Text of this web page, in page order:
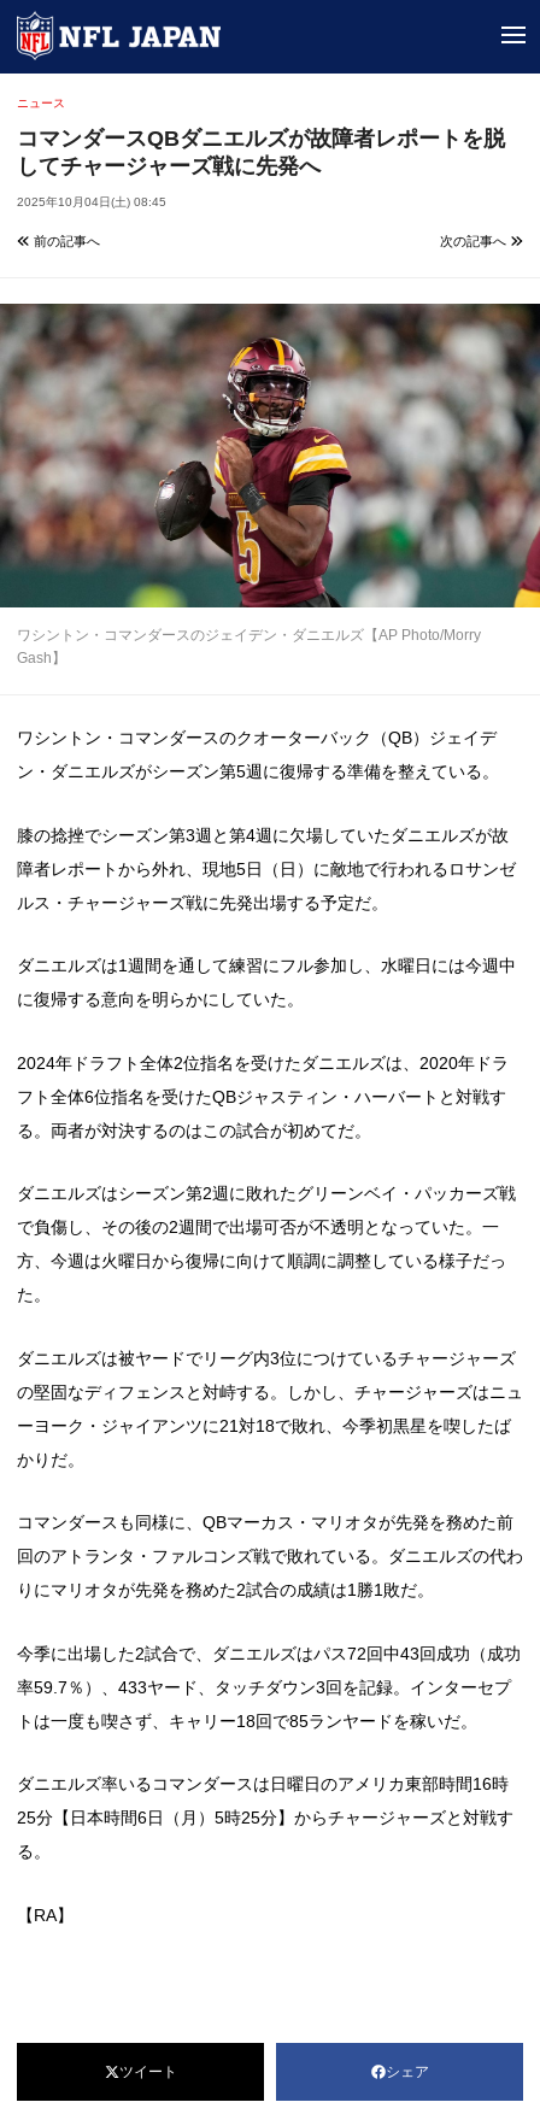
ニュース
コマンダースQBダニエルズが故障者レポートを脱
してチャージャーズ戦に先発へ
2025年10月04日(土) 08:45
前の記事へ 次の記事へ
ワシントン・コマンダースのジェイデン・ダニエルズ【AP Photo/Morry
Gash】
ワシントン・コマンダースのクオーターバック（QB）ジェイデ
ン・ダニエルズがシーズン第5週に復帰する準備を整えている。
膝の捻挫でシーズン第3週と第4週に欠場していたダニエルズが故
障者レポートから外れ、現地5日（日）に敵地で行われるロサンゼ
ルス・チャージャーズ戦に先発出場する予定だ。
ダニエルズは1週間を通して練習にフル参加し、水曜日には今週中
に復帰する意向を明らかにしていた。
2024年ドラフト全体2位指名を受けたダニエルズは、2020年ドラ
フト全体6位指名を受けたQBジャスティン・ハーバートと対戦す
る。両者が対決するのはこの試合が初めてだ。
ダニエルズはシーズン第2週に敗れたグリーンベイ・パッカーズ戦
で負傷し、その後の2週間で出場可否が不透明となっていた。一
方、今週は火曜日から復帰に向けて順調に調整している様子だっ
た。
ダニエルズは被ヤードでリーグ内3位につけているチャージャーズ
の堅固なディフェンスと対峙する。しかし、チャージャーズはニュ
ーヨーク・ジャイアンツに21対18で敗れ、今季初黒星を喫したば
かりだ。
コマンダースも同様に、QBマーカス・マリオタが先発を務めた前
回のアトランタ・ファルコンズ戦で敗れている。ダニエルズの代わ
りにマリオタが先発を務めた2試合の成績は1勝1敗だ。
今季に出場した2試合で、ダニエルズはパス72回中43回成功（成功
率59.7％）、433ヤード、タッチダウン3回を記録。インターセプ
トは一度も喫さず、キャリー18回で85ランヤードを稼いだ。
ダニエルズ率いるコマンダースは日曜日のアメリカ東部時間16時
25分【日本時間6日（月）5時25分】からチャージャーズと対戦す
る。
【RA】
ツイート シェア